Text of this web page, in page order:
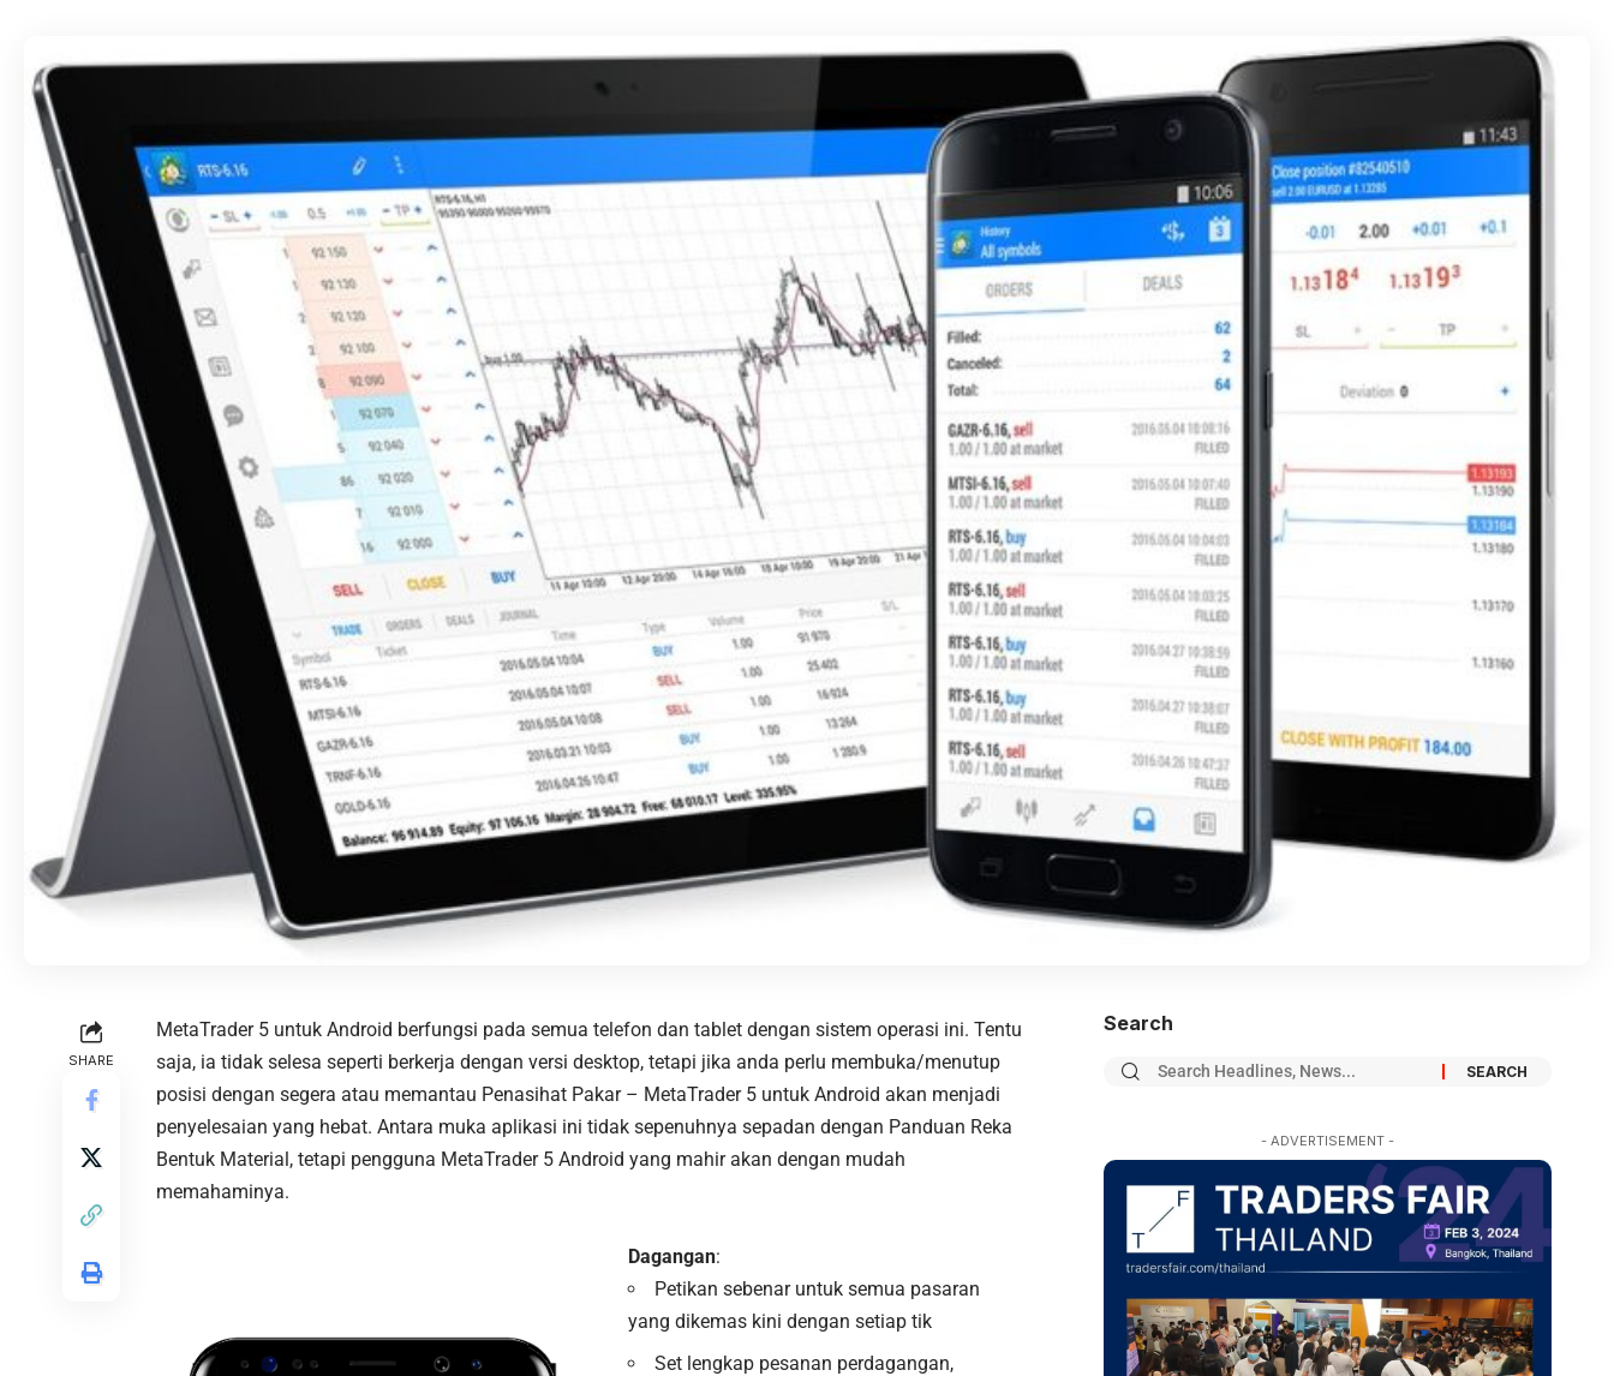
SHARE
MetaTrader 5 untuk Android berfungsi pada semua telefon dan tablet dengan sistem operasi ini. Tentu
saja, ia tidak selesa seperti berkerja dengan versi desktop, tetapi jika anda perlu membuka/menutup
posisi dengan segera atau memantau Penasihat Pakar – MetaTrader 5 untuk Android akan menjadi
penyelesaian yang hebat. Antara muka aplikasi ini tidak sepenuhnya sepadan dengan Panduan Reka
Bentuk Material, tetapi pengguna MetaTrader 5 Android yang mahir akan dengan mudah
memahaminya.
Dagangan:
Petikan sebenar untuk semua pasaran
yang dikemas kini dengan setiap tik
Set lengkap pesanan perdagangan,
Search
- ADVERTISEMENT -